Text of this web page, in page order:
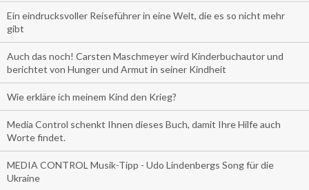
Ein eindrucksvoller Reiseführer in eine Welt, die es so nicht mehr
gibt
Auch das noch! Carsten Maschmeyer wird Kinderbuchautor und
berichtet von Hunger und Armut in seiner Kindheit
Wie erkläre ich meinem Kind den Krieg?
Media Control schenkt Ihnen dieses Buch, damit Ihre Hilfe auch
Worte findet.
MEDIA CONTROL Musik-Tipp - Udo Lindenbergs Song für die
Ukraine